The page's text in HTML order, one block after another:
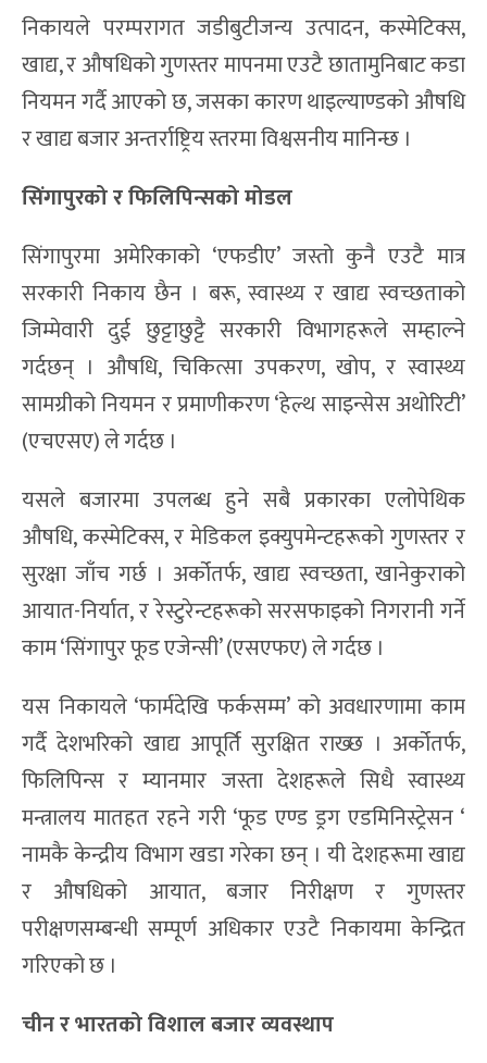
निकायले परम्परागत जडीबुटीजन्य उत्पादन, कस्मेटिक्स,
खाद्य, र औषधिको गुणस्तर मापनमा एउटै छातामुनिबाट कडा
नियमन गर्दै आएको छ, जसका कारण थाइल्याण्डको औषधि
र खाद्य बजार अन्तर्राष्ट्रिय स्तरमा विश्वसनीय मानिन्छ ।
सिंगापुरको र फिलिपिन्सको मोडल
सिंगापुरमा अमेरिकाको ‘एफडीए’ जस्तो कुनै एउटै मात्र
सरकारी निकाय छैन । बरू, स्वास्थ्य र खाद्य स्वच्छताको
जिम्मेवारी दुई छुट्टाछुट्टै सरकारी विभागहरूले सम्हाल्ने
गर्दछन् । औषधि, चिकित्सा उपकरण, खोप, र स्वास्थ्य
सामग्रीको नियमन र प्रमाणीकरण ‘हेल्थ साइन्सेस अथोरिटी’
(एचएसए) ले गर्दछ ।
यसले बजारमा उपलब्ध हुने सबै प्रकारका एलोपेथिक
औषधि, कस्मेटिक्स, र मेडिकल इक्युपमेन्टहरूको गुणस्तर र
सुरक्षा जाँच गर्छ । अर्कोतर्फ, खाद्य स्वच्छता, खानेकुराको
आयात-निर्यात, र रेस्टुरेन्टहरूको सरसफाइको निगरानी गर्ने
काम ‘सिंगापुर फूड एजेन्सी’ (एसएफए) ले गर्दछ ।
यस निकायले ‘फार्मदेखि फर्कसम्म’ को अवधारणामा काम
गर्दै देशभरिको खाद्य आपूर्ति सुरक्षित राख्छ । अर्कोतर्फ,
फिलिपिन्स र म्यानमार जस्ता देशहरूले सिधै स्वास्थ्य
मन्त्रालय मातहत रहने गरी ‘फूड एण्ड ड्रग एडमिनिस्ट्रेसन ‘
नामकै केन्द्रीय विभाग खडा गरेका छन् । यी देशहरूमा खाद्य
र औषधिको आयात, बजार निरीक्षण र गुणस्तर
परीक्षणसम्बन्धी सम्पूर्ण अधिकार एउटै निकायमा केन्द्रित
गरिएको छ ।
चीन र भारतको विशाल बजार व्यवस्थाप